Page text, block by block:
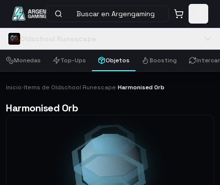
Buscar en Argengaming
Monedas Top-Ups Objetos Boosting
Inicio›Items de Oldschool Runescape›Harmonised Orb
Harmonised Orb